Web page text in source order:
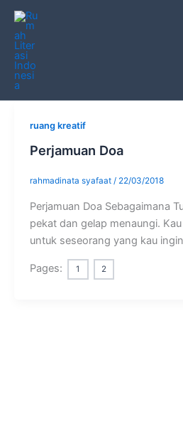
Skip
content
ruang kreatif
Perjamuan Doa
rahmadinata syafaat / 22/03/2018
Perjamuan Doa Sebagaimana
pekat dan gelap menaungi.
untuk seseorang yang kau
Pages: 1 2